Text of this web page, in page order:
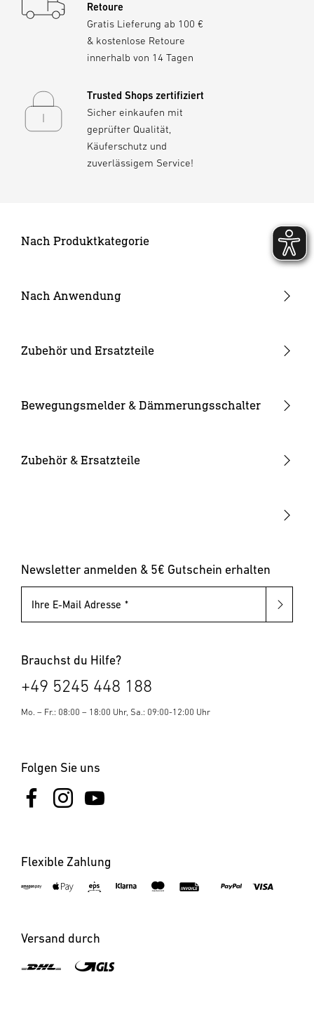
Retoure
Gratis Lieferung ab 100 €
& kostenlose Retoure
innerhalb von 14 Tagen
Trusted Shops zertifiziert
Sicher einkaufen mit
geprüfter Qualität,
Käuferschutz und
zuverlässigem Service!
Nach Produktkategorie
24V Garten-Lichtsystem
Strahler und Spots
Kameraleuchten
Solarleuchten
Pollerleuchten
Nach Anwendung
Hauseingang
Zubehör und Ersatzteile
Ersatzgläser
Leuchtmittel
Bewegungsmelder & Dämmerungsschalter
Bewegungsmelder innen
Zubehör & Ersatzteile
Newsletter anmelden & 5€ Gutschein erhalten
Ihre E-Mail Adresse
Brauchst du Hilfe?
+49 5245 448 188
Mo. – Fr.: 08:00 – 18:00 Uhr, Sa.: 09:00-12:00 Uhr
Folgen Sie uns
Flexible Zahlung
Versand durch